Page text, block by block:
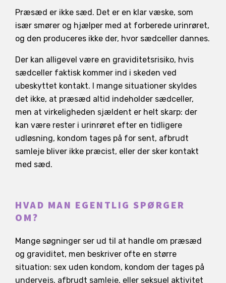
Præsæd er ikke sæd. Det er en klar væske, som
især smører og hjælper med at forberede urinrøret,
og den produceres ikke der, hvor sædceller dannes.
Der kan alligevel være en graviditetsrisiko, hvis
sædceller faktisk kommer ind i skeden ved
ubeskyttet kontakt. I mange situationer skyldes
det ikke, at præsæd altid indeholder sædceller,
men at virkeligheden sjældent er helt skarp: der
kan være rester i urinrøret efter en tidligere
udløsning, kondom tages på for sent, afbrudt
samleje bliver ikke præcist, eller der sker kontakt
med sæd.
HVAD MAN EGENTLIG SPØRGER
OM?
Mange søgninger ser ud til at handle om præsæd
og graviditet, men beskriver ofte en større
situation: sex uden kondom, kondom der tages på
undervejs, afbrudt samleje, eller seksuel aktivitet